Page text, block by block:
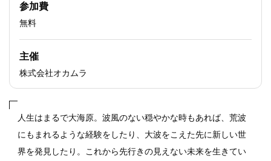
参加費
無料
主催
株式会社オカムラ
人生はまるで大海原。波風のない穏やかな時もあれば、荒波
にもまれるような経験をしたり、大波をこえた先に新しい世
界を発見したり。これから先行きの見えない未来を生きてい